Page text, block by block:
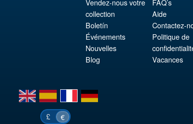
Vendez-nous votre
collection
Boletín
Événements
Nouvelles
Blog
FAQ’s
Aide
Contactez-
Politique de
Vacances
en es fr de
£ €